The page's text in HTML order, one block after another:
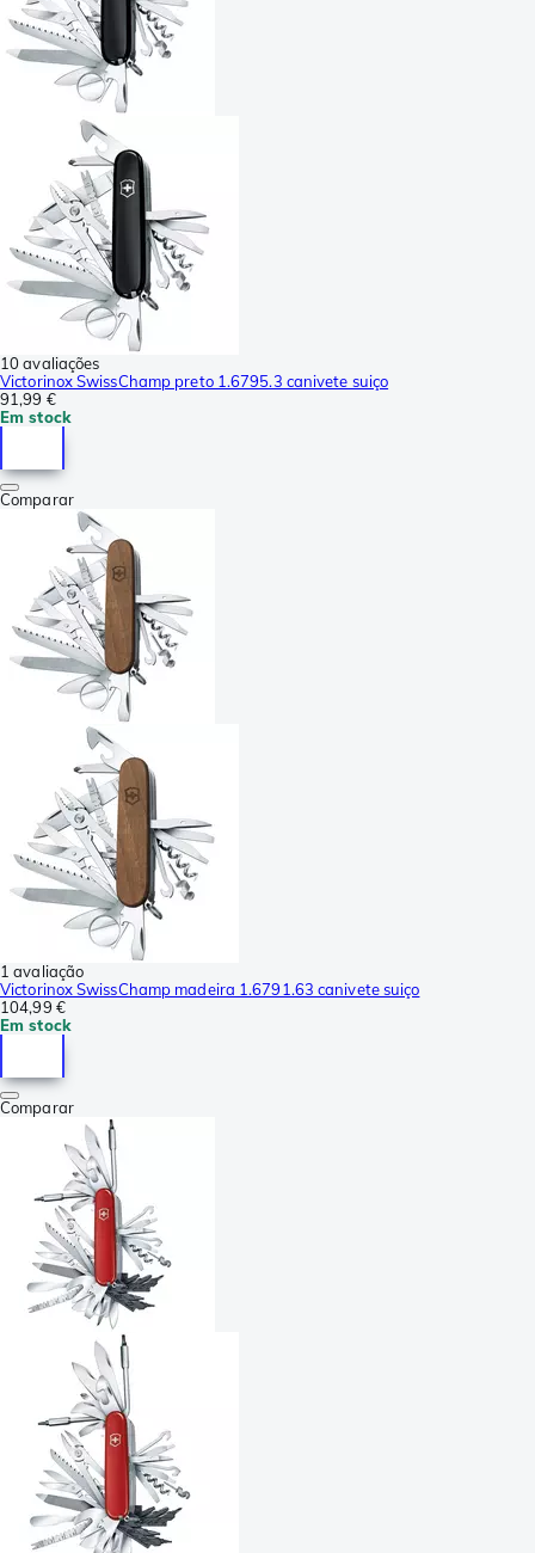
10 avaliações
Victorinox SwissChamp preto 1.6795.3 canivete suiço
91,99 €
Em stock
Comparar
1 avaliação
Victorinox SwissChamp madeira 1.6791.63 canivete suiço
104,99 €
Em stock
Comparar